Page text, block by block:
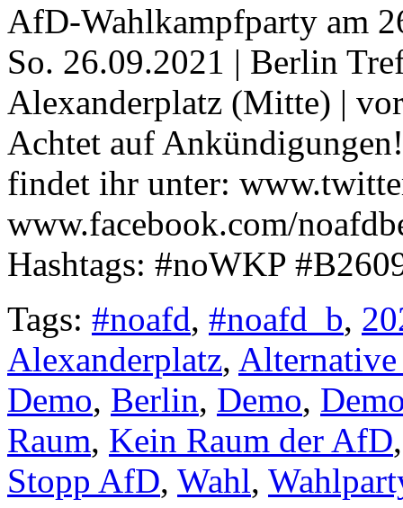
AfD-Wahlkampfparty am
So. 26.09.2021 | Berlin
Alexanderplatz (Mitte) |
Achtet auf
findet ihr unter:
www.facebook.com/
Hashtags: #noWKP
Tags: #noafd, #noafd_b,
Alexanderplatz,
Demo, Berlin, Demo,
Raum, Kein Raum der AfD
Stopp AfD, Wahl,